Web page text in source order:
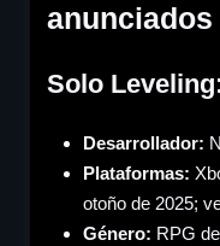
anunciados
Solo
Desarrollador:
Plataformas:
otoño de 2025;
Género: RPG